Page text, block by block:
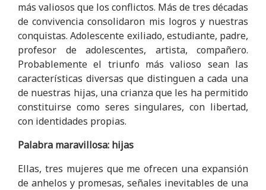
más valiosos que los conflictos. Más de tres décadas
de convivencia consolidaron mis logros y nuestras
conquistas. Adolescente exiliado, estudiante, padre,
profesor de adolescentes, artista, compañero.
Probablemente el triunfo más valioso sean las
características diversas que distinguen a cada una
de nuestras hijas, una crianza que les ha permitido
constituirse como seres singulares, con libertad,
con identidades propias.
Palabra maravillosa: hijas
Ellas, tres mujeres que me ofrecen una expansión
de anhelos y promesas, señales inevitables de una